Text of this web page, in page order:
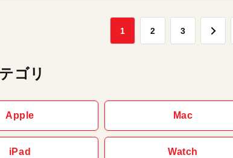
1 2 3
ゴリ
Apple Mac
iPad Watch